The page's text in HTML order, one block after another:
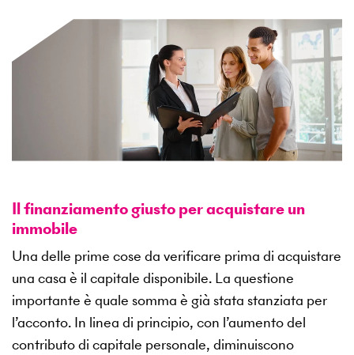
Il finanziamento giusto per acquistare un
immobile
Una delle prime cose da verificare prima di acquistare
una casa è il capitale disponibile. La questione
importante è quale somma è già stata stanziata per
l’acconto. In linea di principio, con l’aumento del
contributo di capitale personale, diminuiscono